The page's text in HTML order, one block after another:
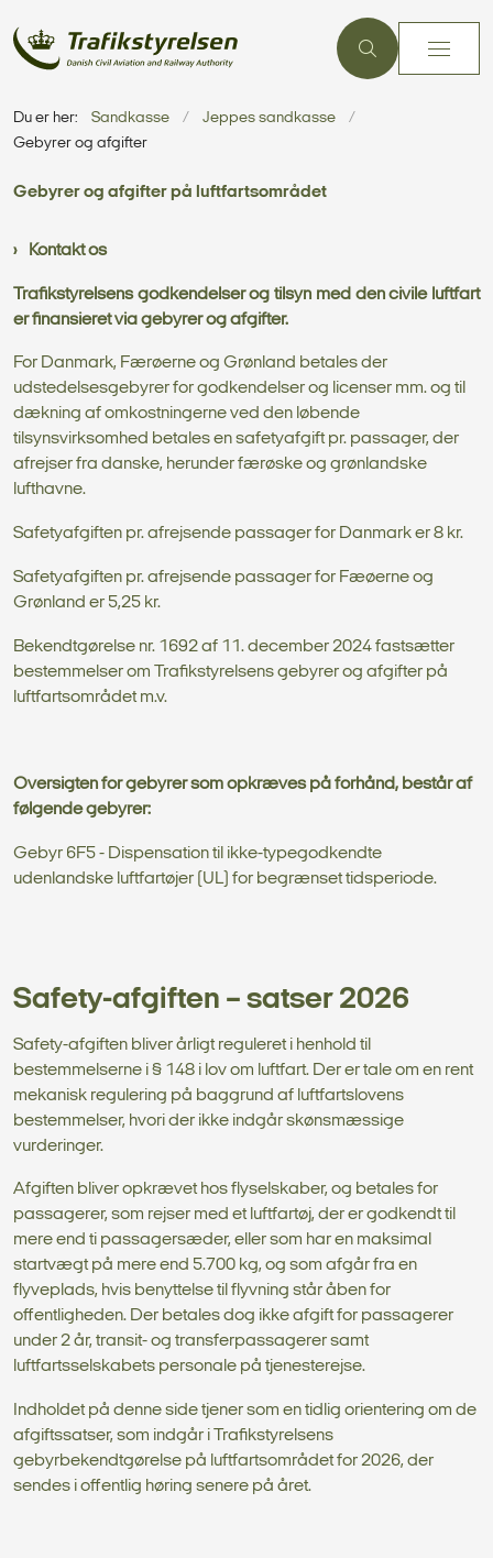
Du er her: Sandkasse
Jeppes sandkasse
Gebyrer og afgifter
Gebyrer og afgifter på luftfartsområdet
Kontakt os
Trafikstyrelsens godkendelser og tilsyn med den civile luftfart
er finansieret via gebyrer og afgifter.
For Danmark, Færøerne og Grønland betales der
udstedelsesgebyrer for godkendelser og licenser mm. og til
dækning af omkostningerne ved den løbende
tilsynsvirksomhed betales en safetyafgift pr. passager, der
afrejser fra danske, herunder færøske og grønlandske
lufthavne.
Safetyafgiften pr. afrejsende passager for Danmark er 8 kr.
Safetyafgiften pr. afrejsende passager for Fæøerne og
Grønland er 5,25 kr.
Bekendtgørelse nr. 1692 af 11. december 2024 fastsætter
bestemmelser om Trafikstyrelsens gebyrer og afgifter på
luftfartsområdet m.v.
Oversigten for gebyrer som opkræves på forhånd, består af
følgende gebyrer:
Gebyr 6F5 - Dispensation til ikke-typegodkendte
udenlandske luftfartøjer (UL) for begrænset tidsperiode.
Safety-afgiften – satser 2026
Safety-afgiften bliver årligt reguleret i henhold til
bestemmelserne i § 148 i lov om luftfart. Der er tale om en rent
mekanisk regulering på baggrund af luftfartslovens
bestemmelser, hvori der ikke indgår skønsmæssige
vurderinger.
Afgiften bliver opkrævet hos flyselskaber, og betales for
passagerer, som rejser med et luftfartøj, der er godkendt til
mere end ti passagersæder, eller som har en maksimal
startvægt på mere end 5.700 kg, og som afgår fra en
flyveplads, hvis benyttelse til flyvning står åben for
offentligheden. Der betales dog ikke afgift for passagerer
under 2 år, transit- og transferpassagerer samt
luftfartsselskabets personale på tjenesterejse.
Indholdet på denne side tjener som en tidlig orientering om de
afgiftssatser, som indgår i Trafikstyrelsens
gebyrbekendtgørelse på luftfartsområdet for 2026, der
sendes i offentlig høring senere på året.